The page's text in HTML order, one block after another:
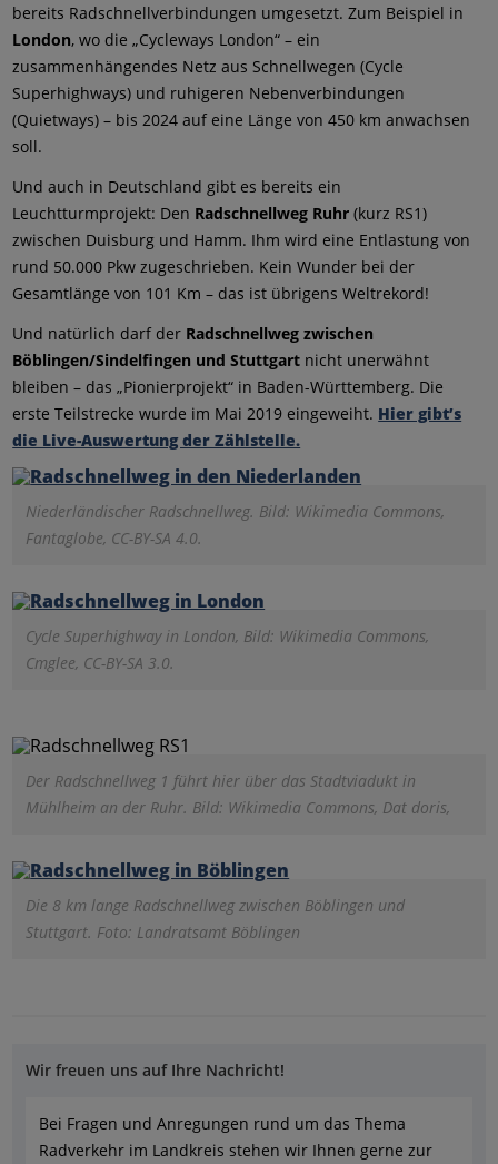
bereits Radschnellverbindungen umgesetzt. Zum Beispiel in
London, wo die „Cycleways London“ – ein
zusammenhängendes Netz aus Schnellwegen (Cycle
Superhighways) und ruhigeren Nebenverbindungen
(Quietways) – bis 2024 auf eine Länge von 450 km anwachsen
soll.
Und auch in Deutschland gibt es bereits ein
Leuchtturmprojekt: Den Radschnellweg Ruhr (kurz RS1)
zwischen Duisburg und Hamm. Ihm wird eine Entlastung von
rund 50.000 Pkw zugeschrieben. Kein Wunder bei der
Gesamtlänge von 101 Km – das ist übrigens Weltrekord!
Und natürlich darf der Radschnellweg zwischen
Böblingen/Sindelfingen und Stuttgart nicht unerwähnt
bleiben – das „Pionierprojekt“ in Baden-Württemberg. Die
erste Teilstrecke wurde im Mai 2019 eingeweiht. Hier gibt’s
die Live-Auswertung der Zählstelle.
Niederländischer Radschnellweg. Bild: Wikimedia Commons,
Fantaglobe, CC-BY-SA 4.0.
Cycle Superhighway in London, Bild: Wikimedia Commons,
Cmglee, CC-BY-SA 3.0.
Der Radschnellweg 1 führt hier über das Stadtviadukt in
Mühlheim an der Ruhr. Bild: Wikimedia Commons, Dat doris,
Die 8 km lange Radschnellweg zwischen Böblingen und
Stuttgart. Foto: Landratsamt Böblingen
Wir freuen uns auf Ihre Nachricht!
Bei Fragen und Anregungen rund um das Thema
Radverkehr im Landkreis stehen wir Ihnen gerne zur